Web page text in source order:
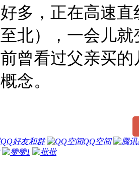
多，正在高速直
北），一会儿
曾看过父亲买
念。
QQ好友和群
QQ空间
赞1
批